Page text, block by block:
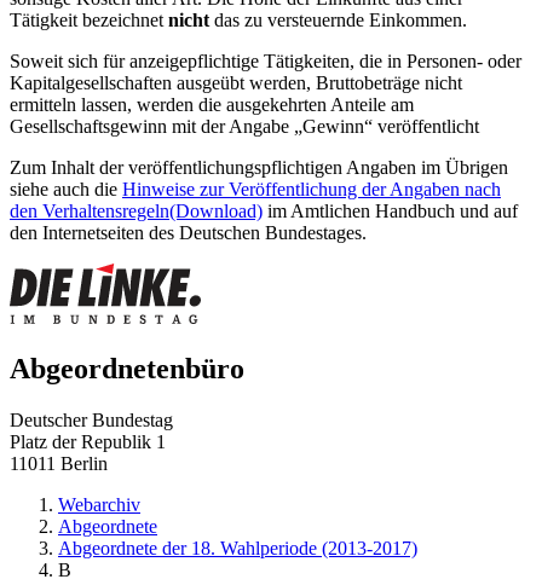
Tätigkeit bezeichnet nicht das zu versteuernde Einkommen.
Soweit sich für anzeigepflichtige Tätigkeiten, die in Personen- oder
Kapitalgesellschaften ausgeübt werden, Bruttobeträge nicht
ermitteln lassen, werden die ausgekehrten Anteile am
Gesellschaftsgewinn mit der Angabe „Gewinn“ veröffentlicht
Zum Inhalt der veröffentlichungspflichtigen Angaben im Übrigen
siehe auch die Hinweise zur Veröffentlichung der Angaben nach
den Verhaltensregeln(Download) im Amtlichen Handbuch und auf
den Internetseiten des Deutschen Bundestages.
Abgeordnetenbüro
Deutscher Bundestag
Platz der Republik 1
11011 Berlin
Webarchiv
Abgeordnete
Abgeordnete der 18. Wahlperiode (2013-2017)
B